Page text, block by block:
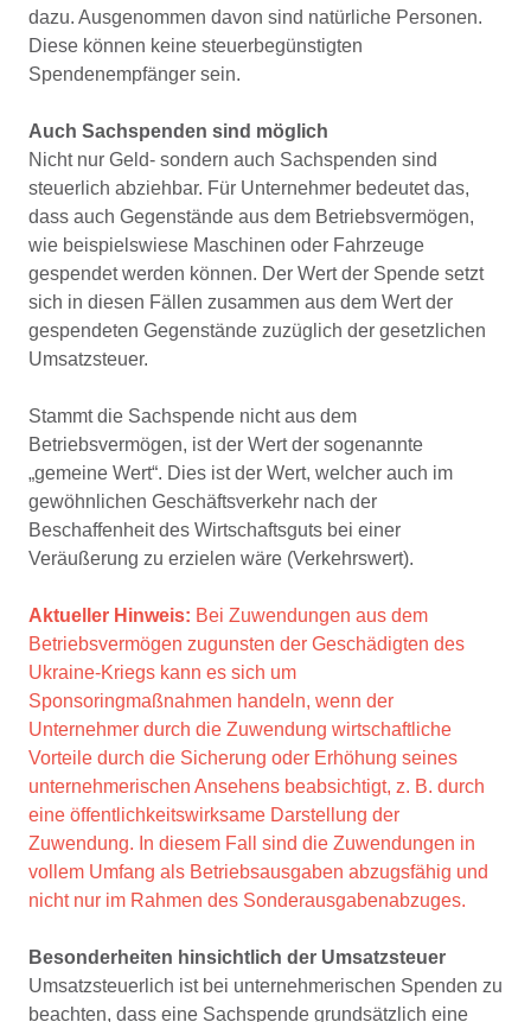
dazu. Ausgenommen davon sind natürliche Personen.
Diese können keine steuerbegünstigten
Spendenempfänger sein.
Auch Sachspenden sind möglich
Nicht nur Geld- sondern auch Sachspenden sind
steuerlich abziehbar. Für Unternehmer bedeutet das,
dass auch Gegenstände aus dem Betriebsvermögen,
wie beispielswiese Maschinen oder Fahrzeuge
gespendet werden können. Der Wert der Spende setzt
sich in diesen Fällen zusammen aus dem Wert der
gespendeten Gegenstände zuzüglich der gesetzlichen
Umsatzsteuer.
Stammt die Sachspende nicht aus dem
Betriebsvermögen, ist der Wert der sogenannte
„gemeine Wert“. Dies ist der Wert, welcher auch im
gewöhnlichen Geschäftsverkehr nach der
Beschaffenheit des Wirtschaftsguts bei einer
Veräußerung zu erzielen wäre (Verkehrswert).
Aktueller Hinweis: Bei Zuwendungen aus dem
Betriebsvermögen zugunsten der Geschädigten des
Ukraine-Kriegs kann es sich um
Sponsoringmaßnahmen handeln, wenn der
Unternehmer durch die Zuwendung wirtschaftliche
Vorteile durch die Sicherung oder Erhöhung seines
unternehmerischen Ansehens beabsichtigt, z. B. durch
eine öffentlichkeitswirksame Darstellung der
Zuwendung. In diesem Fall sind die Zuwendungen in
vollem Umfang als Betriebsausgaben abzugsfähig und
nicht nur im Rahmen des Sonderausgabenabzuges.
Besonderheiten hinsichtlich der Umsatzsteuer
Umsatzsteuerlich ist bei unternehmerischen Spenden zu
beachten, dass eine Sachspende grundsätzlich eine